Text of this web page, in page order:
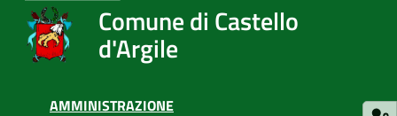
Comune di Castello
d'Argile
AMMINISTRAZIONE